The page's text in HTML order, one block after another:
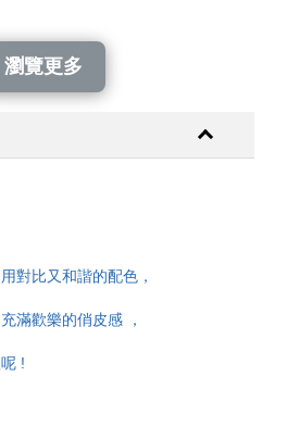
NT$ 40
瀏覽更多
對比又和諧的配色，
充滿歡樂的俏皮感 ，
!